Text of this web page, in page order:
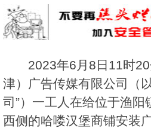
2023年6月8日11时
津）广告传媒有限公司（
司”）一工人在给位于渔阳
西侧的哈喽汉堡商铺安装